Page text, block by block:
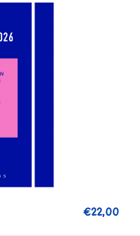
€22,00